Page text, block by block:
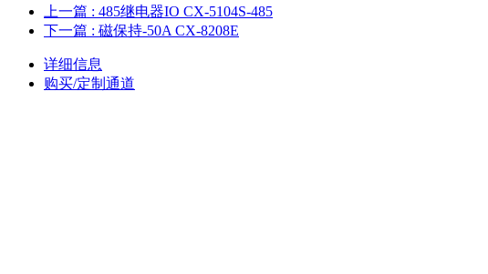
上一篇 : 485继电器IO CX-5104S-485
下一篇 : 磁保持-50A CX-8208E
详细信息
购买/定制通道